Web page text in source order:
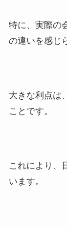
特に、実際の
の違いを感じ
大きな利点は
ことです。
これにより、
います。